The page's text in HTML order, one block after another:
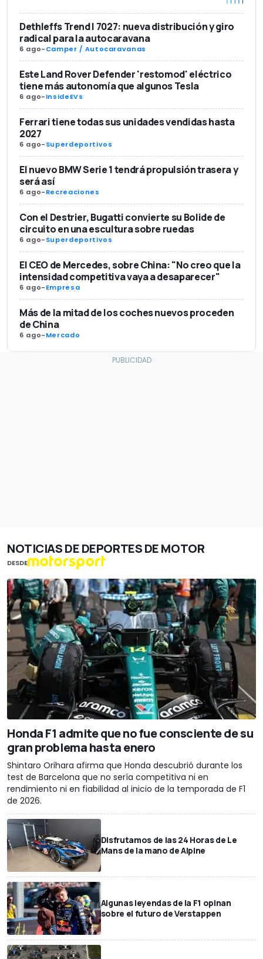
Dethleffs Trend I 7027: nueva distribución y giro
radical para la autocaravana
6 ago-Camper / Autocaravanas
Este Land Rover Defender 'restomod' eléctrico
tiene más autonomía que algunos Tesla
6 ago-InsideEVs
Ferrari tiene todas sus unidades vendidas hasta
2027
6 ago-Superdeportivos
El nuevo BMW Serie 1 tendrá propulsión trasera y
será así
6 ago-Recreaciones
Con el Destrier, Bugatti convierte su Bolide de
circuito en una escultura sobre ruedas
6 ago-Superdeportivos
El CEO de Mercedes, sobre China: "No creo que la
intensidad competitiva vaya a desaparecer"
6 ago-Empresa
Más de la mitad de los coches nuevos proceden
de China
6 ago-Mercado
NOTICIAS DE DEPORTES DE MOTOR
DESDE
Honda F1 admite que no fue consciente de su
gran problema hasta enero
Shintaro Orihara afirma que Honda descubrió durante los
test de Barcelona que no sería competitiva ni en
rendimiento ni en fiabilidad al inicio de la temporada de F1
de 2026.
Disfrutamos de las 24 Horas de Le
Mans de la mano de Alpine
Algunas leyendas de la F1 opinan
sobre el futuro de Verstappen